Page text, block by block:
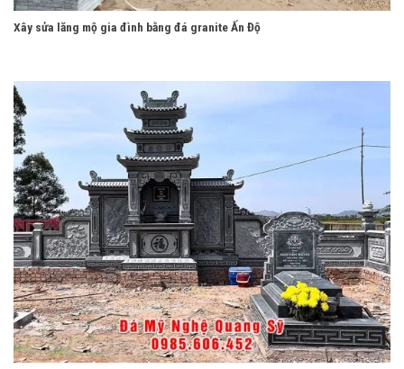
Xây sửa lăng mộ gia đình bằng đá granite Ấn Độ